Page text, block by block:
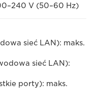
V (50–60 Hz)
sieć LAN): maks.
sieć LAN):
porty): maks.